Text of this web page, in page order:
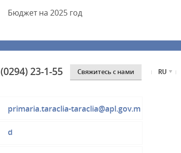
Бюджетна 2025 год
(0294) 23-1-55 Cвяжитесь с нами RU
primaria.taraclia-taraclia@apl.gov.m
d